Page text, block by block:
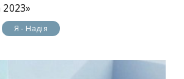
Я - Надія